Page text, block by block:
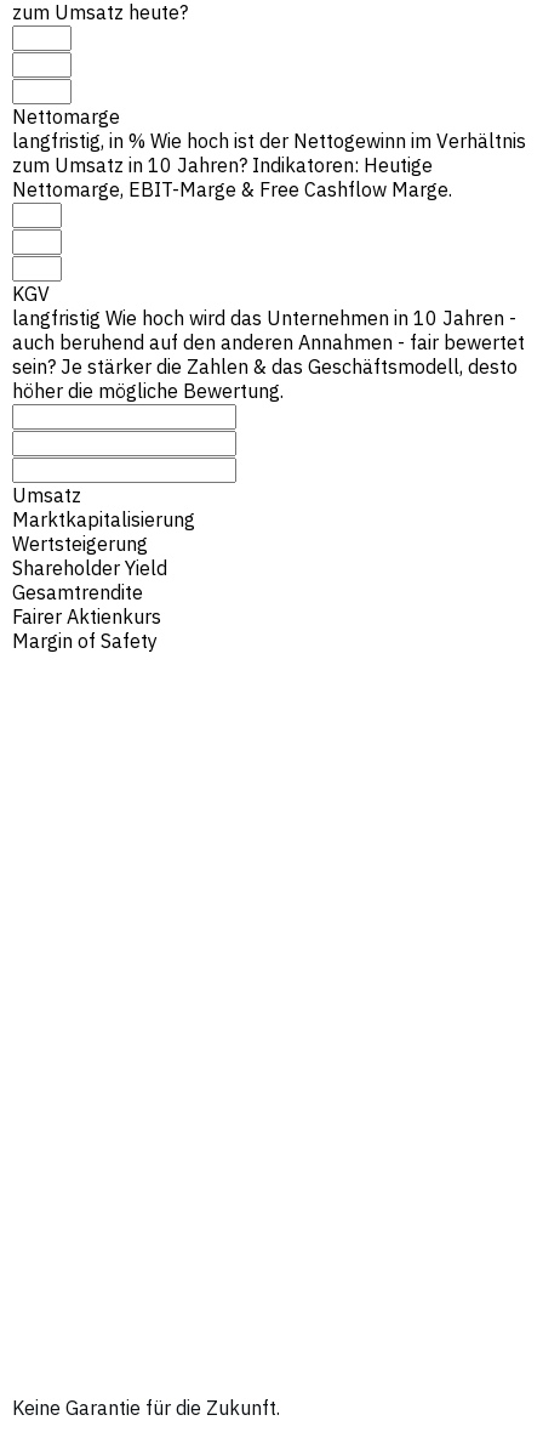
zum Umsatz heute?
Nettomarge
langfristig, in % Wie hoch ist der Nettogewinn im Verhältnis
zum Umsatz in 10 Jahren? Indikatoren: Heutige
Nettomarge, EBIT-Marge & Free Cashflow Marge.
KGV
langfristig Wie hoch wird das Unternehmen in 10 Jahren -
auch beruhend auf den anderen Annahmen - fair bewertet
sein? Je stärker die Zahlen & das Geschäftsmodell, desto
höher die mögliche Bewertung.
Umsatz
Marktkapitalisierung
Wertsteigerung
Shareholder Yield
Gesamtrendite
Fairer Aktienkurs
Margin of Safety
Keine Garantie für die Zukunft.